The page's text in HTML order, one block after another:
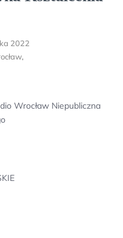
2022
,
Wrocław Niepubliczna